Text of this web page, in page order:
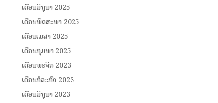
ເດືອນມິຖຸນາ 2025
ເດືອນພຶດສະພາ 2025
ເດືອນເມສາ 2025
ເດືອນກຸມພາ 2025
ເດືອນພະຈິກ 2023
ເດືອນກໍລະກົດ 2023
ເດືອນມິຖຸນາ 2023